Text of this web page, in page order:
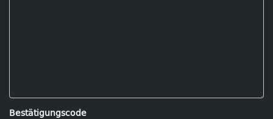
Bestätigungscode